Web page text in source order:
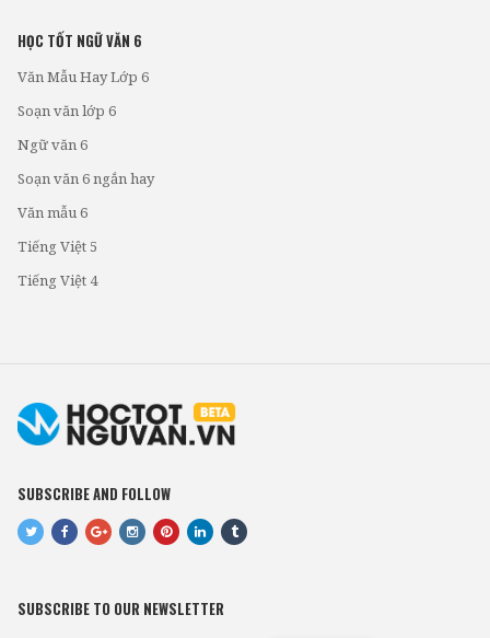
HỌC TỐT NGỮ VĂN 6
Văn Mẫu Hay Lớp 6
Soạn văn lớp 6
Ngữ văn 6
Soạn văn 6 ngắn hay
Văn mẫu 6
Tiếng Việt 5
Tiếng Việt 4
SUBSCRIBE AND FOLLOW
SUBSCRIBE TO OUR NEWSLETTER